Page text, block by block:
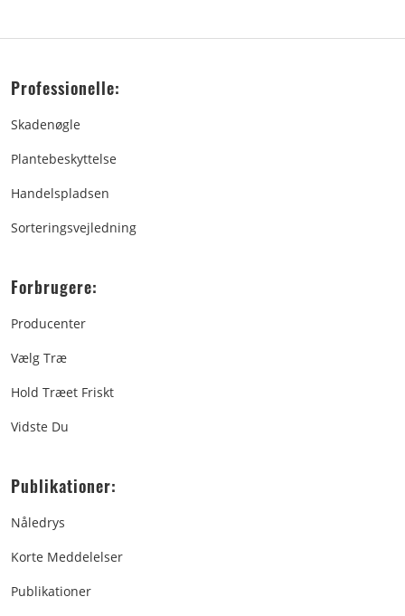
Professionelle:
Skadenøgle
Plantebeskyttelse
Handelspladsen
Sorteringsvejledning
Forbrugere:
Producenter
Vælg Træ
Hold Træet Friskt
Vidste Du
Publikationer:
Nåledrys
Korte Meddelelser
Publikationer